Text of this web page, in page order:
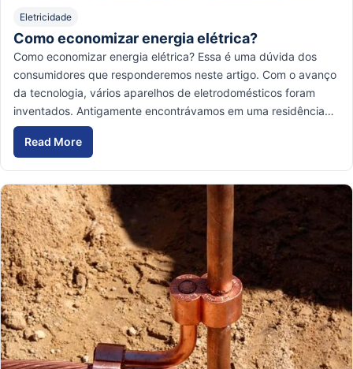
Eletricidade
Como economizar energia elétrica?
Como economizar energia elétrica? Essa é uma dúvida dos
consumidores que responderemos neste artigo. Com o avanço
da tecnologia, vários aparelhos de eletrodomésticos foram
inventados. Antigamente encontrávamos em uma residência…
Read More